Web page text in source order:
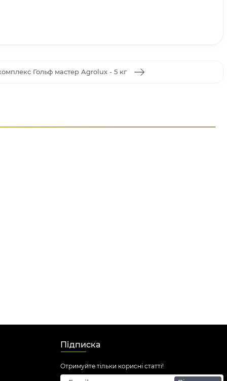
Гольф мастер Agrolux - 5 кг
Підписка
Отримуйте тільки корисні статті!